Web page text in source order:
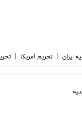
ایران | تحریم آمریکا |